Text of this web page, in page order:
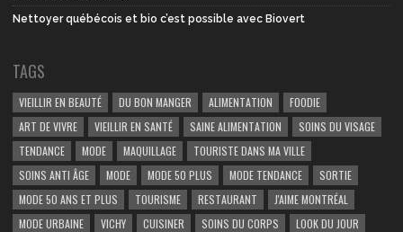
Nettoyer québécois et bio c’est possible avec Biovert
TAGS
VIEILLIR EN BEAUTÉ DU BON MANGER ALIMENTATION
FOODIE
ART DE VIVRE
VIEILLIR EN SANTÉ SAINE ALIMENTATION
SOINS DU VISAGE
TENDANCE
MODE MAQUILLAGE
TOURISTE DANS MA VILLE
SOINS ANTI ÂGE
MODE MODE 50 PLUS MODE TENDANCE
SORTIE
MODE 50 ANS ET PLUS
TOURISME RESTAURANT
J'AIME MONTRÉAL
MODE URBAINE
VICHY CUISINER SOINS DU CORPS LOOK DU JOUR